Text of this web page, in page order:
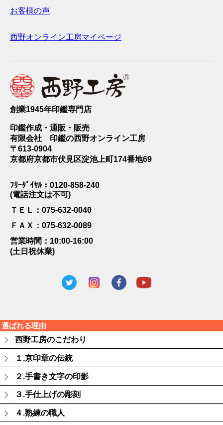
お客様の声
西野オンライン工房マイページ
創業1945年印鑑専門店
印鑑作成・通販・販売
有限会社 印鑑の西野オンライン工房
〒613-0904
京都府京都市伏見区淀池上町174番地69
ﾌﾘｰﾀﾞｲﾔﾙ：0120-858-240
(電話注文は不可)
ＴＥＬ：075-632-0040
ＦＡＸ：075-632-0089
営業時間：10:00-16:00
(土日祝休業)
選ばれる理由
西野工房のこだわり
１.京印章の伝統
２.手書き文字の印影
３.手仕上げの彫刻
４.熟練の職人